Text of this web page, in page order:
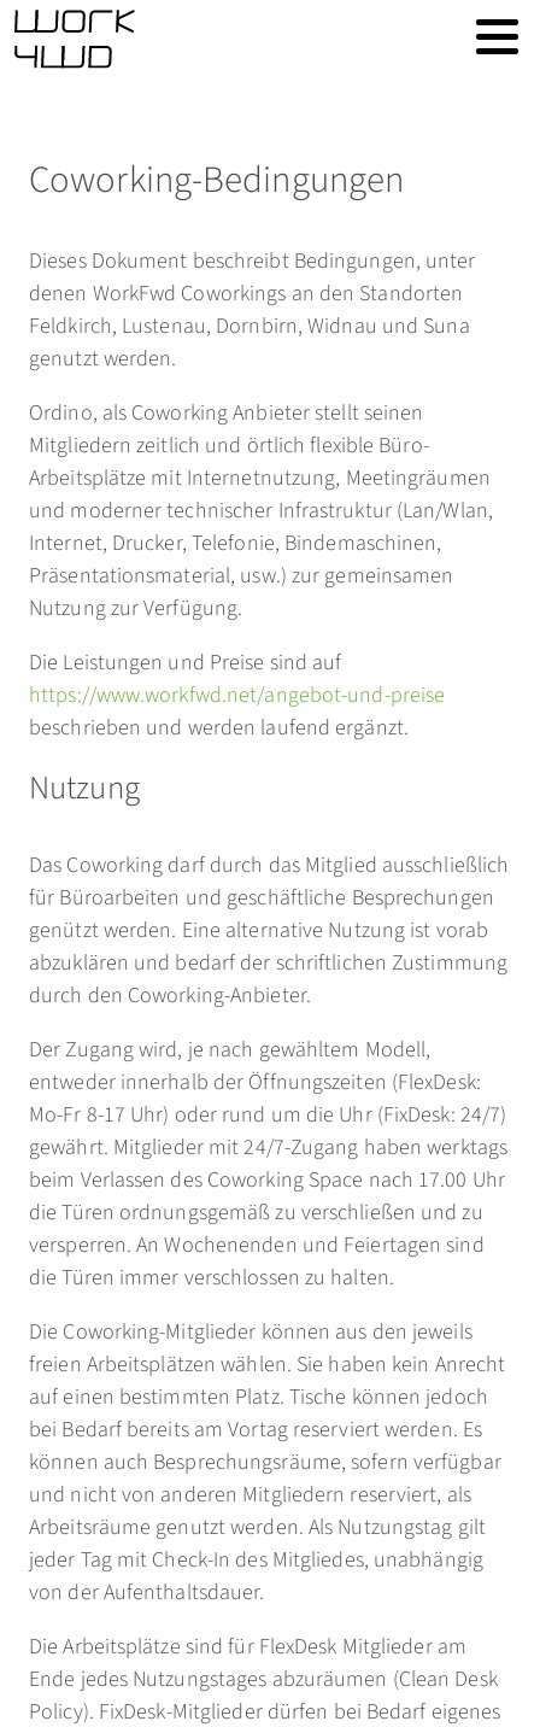
Coworking-Bedingungen
Dieses Dokument beschreibt Bedingungen, unter
denen WorkFwd Coworkings an den Standorten
Feldkirch, Lustenau, Dornbirn, Widnau und Suna
genutzt werden.
Ordino, als Coworking Anbieter stellt seinen
Mitgliedern zeitlich und örtlich flexible Büro-
Arbeitsplätze mit Internetnutzung, Meetingräumen
und moderner technischer Infrastruktur (Lan/Wlan,
Internet, Drucker, Telefonie, Bindemaschinen,
Präsentationsmaterial, usw.) zur gemeinsamen
Nutzung zur Verfügung.
Die Leistungen und Preise sind auf
https://www.workfwd.net/angebot-und-preise
beschrieben und werden laufend ergänzt.
Nutzung
Das Coworking darf durch das Mitglied ausschließlich
für Büroarbeiten und geschäftliche Besprechungen
genützt werden. Eine alternative Nutzung ist vorab
abzuklären und bedarf der schriftlichen Zustimmung
durch den Coworking-Anbieter.
Der Zugang wird, je nach gewähltem Modell,
entweder innerhalb der Öffnungszeiten (FlexDesk:
Mo-Fr 8-17 Uhr) oder rund um die Uhr (FixDesk: 24/7)
gewährt. Mitglieder mit 24/7-Zugang haben werktags
beim Verlassen des Coworking Space nach 17.00 Uhr
die Türen ordnungsgemäß zu verschließen und zu
versperren. An Wochenenden und Feiertagen sind
die Türen immer verschlossen zu halten.
Die Coworking-Mitglieder können aus den jeweils
freien Arbeitsplätzen wählen. Sie haben kein Anrecht
auf einen bestimmten Platz. Tische können jedoch
bei Bedarf bereits am Vortag reserviert werden. Es
können auch Besprechungsräume, sofern verfügbar
und nicht von anderen Mitgliedern reserviert, als
Arbeitsräume genutzt werden. Als Nutzungstag gilt
jeder Tag mit Check-In des Mitgliedes, unabhängig
von der Aufenthaltsdauer.
Die Arbeitsplätze sind für FlexDesk Mitglieder am
Ende jedes Nutzungstages abzuräumen (Clean Desk
Policy). FixDesk-Mitglieder dürfen bei Bedarf eigenes